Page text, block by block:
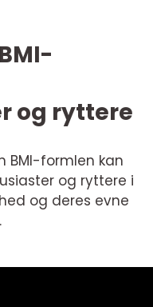
og ryttere
BMI-formlen kan
og ryttere i
og deres evne